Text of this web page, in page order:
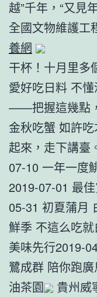
越”千年，“又見
全國文物維護工
養網
干杯！十月里多
愛好吃日料 不
——把握這幾點
金秋吃蟹 如許
起來，走下講臺
07-10 一年一度
2019-07-01 最
05-31 初夏蒲月
鮮季 不這么吃
美味先行2019-
鷺成群 陪你跑廣
油茶園
貴州威